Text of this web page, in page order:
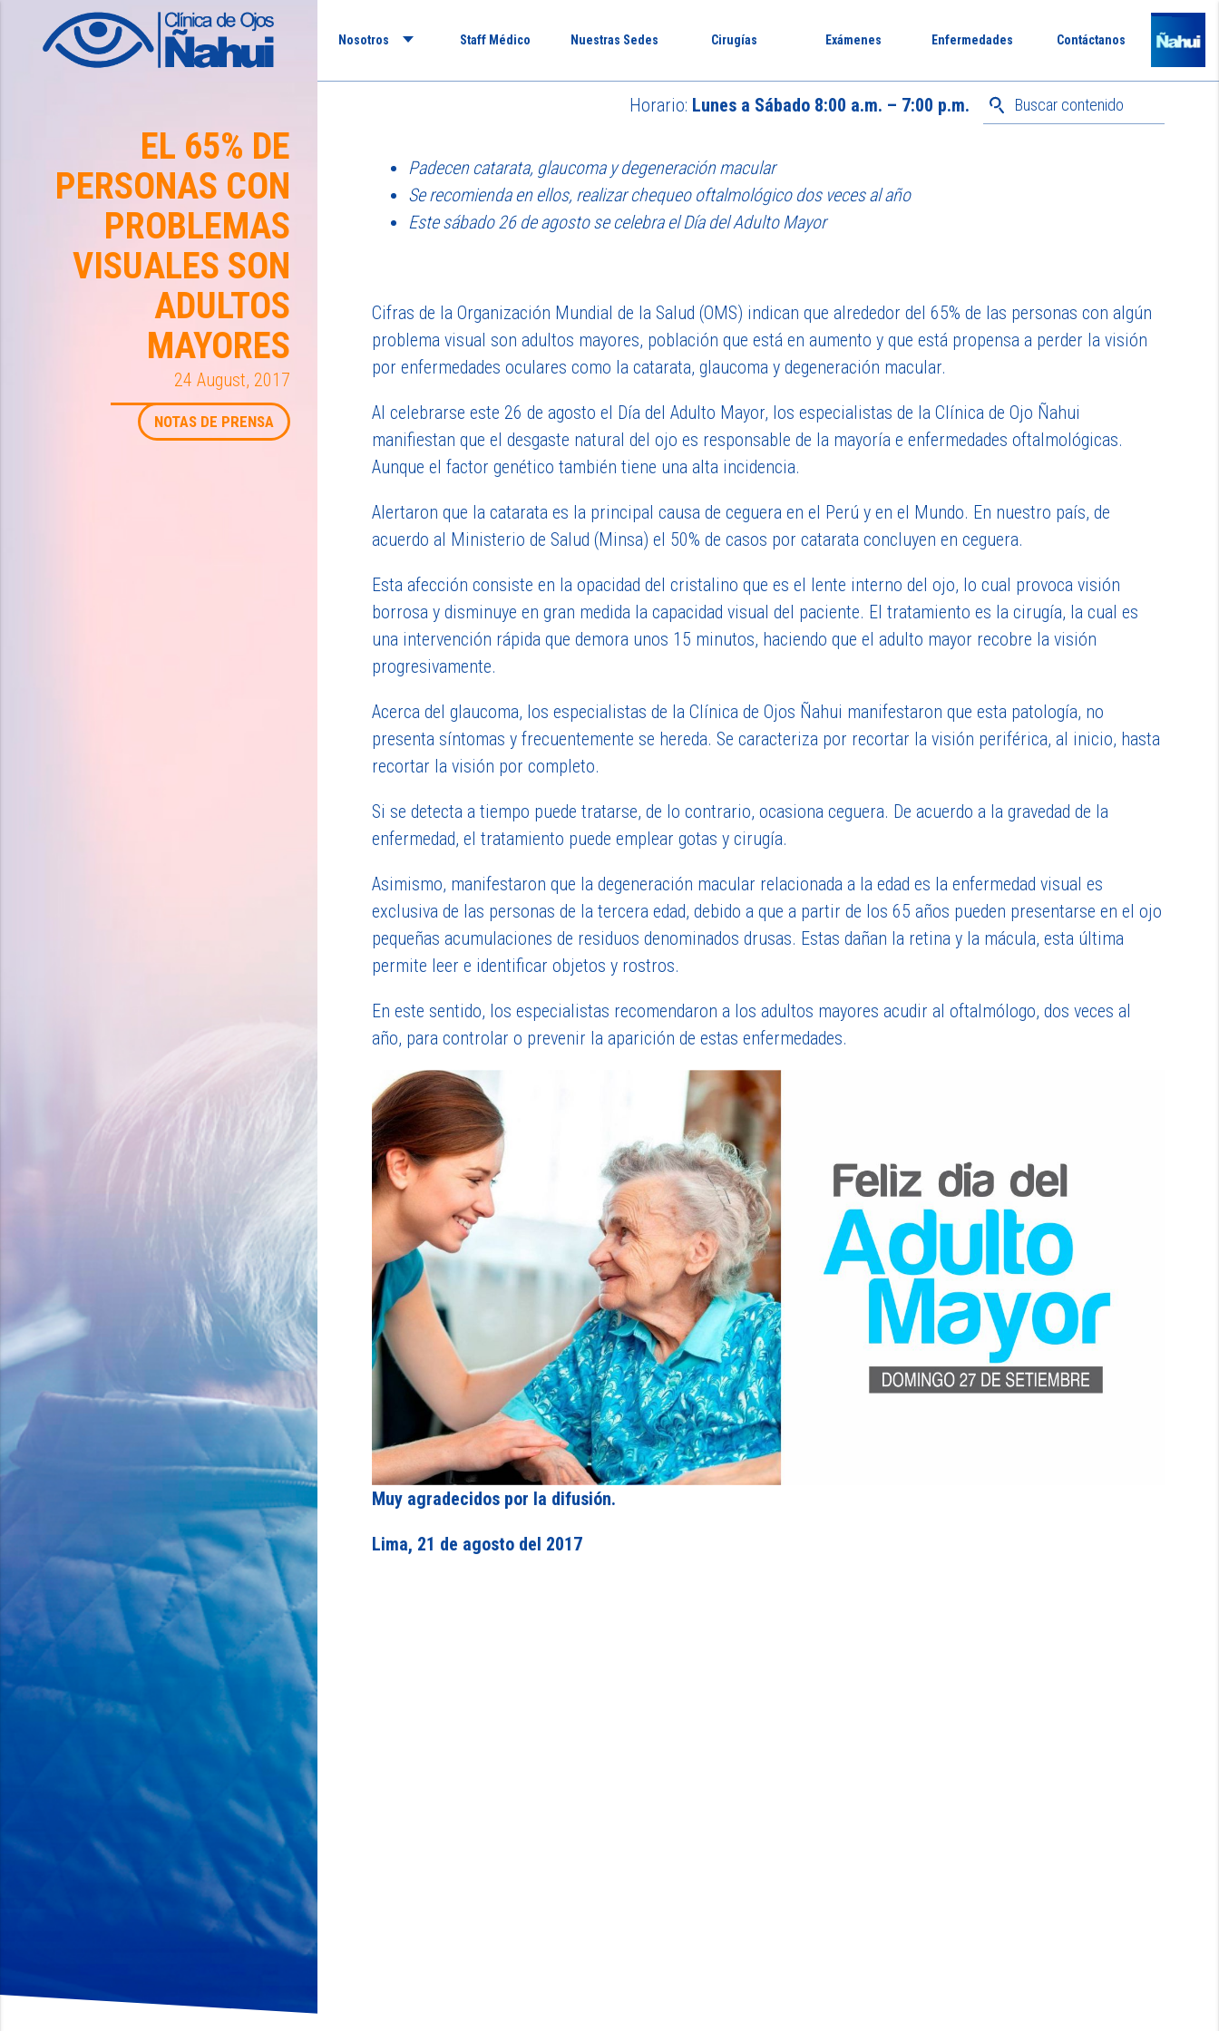
Nosotros Staff Médico Nuestras Sedes Cirugías Exámenes Enfermedades Contáctanos
Horario: Lunes a Sábado 8:00 a.m. – 7:00 p.m.
EL 65% DE
PERSONAS CON
PROBLEMAS
VISUALES SON
ADULTOS
MAYORES
24 August, 2017
NOTAS DE PRENSA
Padecen catarata, glaucoma y degeneración macular
Se recomienda en ellos, realizar chequeo oftalmológico dos veces al año
Este sábado 26 de agosto se celebra el Día del Adulto Mayor
Cifras de la Organización Mundial de la Salud (OMS) indican que alrededor del 65% de las personas con algún
problema visual son adultos mayores, población que está en aumento y que está propensa a perder la visión
por enfermedades oculares como la catarata, glaucoma y degeneración macular.
Al celebrarse este 26 de agosto el Día del Adulto Mayor, los especialistas de la Clínica de Ojo Ñahui
manifiestan que el desgaste natural del ojo es responsable de la mayoría e enfermedades oftalmológicas.
Aunque el factor genético también tiene una alta incidencia.
Alertaron que la catarata es la principal causa de ceguera en el Perú y en el Mundo. En nuestro país, de
acuerdo al Ministerio de Salud (Minsa) el 50% de casos por catarata concluyen en ceguera.
Esta afección consiste en la opacidad del cristalino que es el lente interno del ojo, lo cual provoca visión
borrosa y disminuye en gran medida la capacidad visual del paciente. El tratamiento es la cirugía, la cual es
una intervención rápida que demora unos 15 minutos, haciendo que el adulto mayor recobre la visión
progresivamente.
Acerca del glaucoma, los especialistas de la Clínica de Ojos Ñahui manifestaron que esta patología, no
presenta síntomas y frecuentemente se hereda. Se caracteriza por recortar la visión periférica, al inicio, hasta
recortar la visión por completo.
Si se detecta a tiempo puede tratarse, de lo contrario, ocasiona ceguera. De acuerdo a la gravedad de la
enfermedad, el tratamiento puede emplear gotas y cirugía.
Asimismo, manifestaron que la degeneración macular relacionada a la edad es la enfermedad visual es
exclusiva de las personas de la tercera edad, debido a que a partir de los 65 años pueden presentarse en el ojo
pequeñas acumulaciones de residuos denominados drusas. Estas dañan la retina y la mácula, esta última
permite leer e identificar objetos y rostros.
En este sentido, los especialistas recomendaron a los adultos mayores acudir al oftalmólogo, dos veces al
año, para controlar o prevenir la aparición de estas enfermedades.
Muy agradecidos por la difusión.
Lima, 21 de agosto del 2017